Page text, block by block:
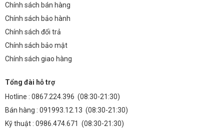
Chính sách bán hàng
Chính sách bảo hành
Chính sách đổi trả
Chính sách bảo mật
Chính sách giao hàng
Tổng đài hỗ trợ
Hotline : 0867.224.396 (08:30-21:30)
Bán hàng : 091993.12.13 (08:30-21:30)
Kỹ thuật : 0986.474.671 (08:30-21:30)